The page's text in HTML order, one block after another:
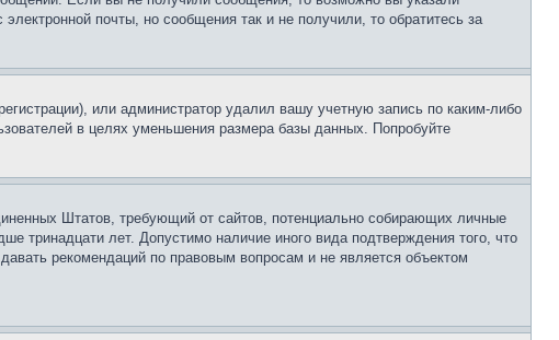
почты, но сообщения так и не получили, то обратитесь за
или администратор удалил вашу учетную запись по каким-либо
в целях уменьшения размера базы данных. Попробуйте
Штатов, требующий от сайтов, потенциально собирающих личные
тринадцати лет. Допустимо наличие иного вида подтверждения того, что
рекомендаций по правовым вопросам и не является объектом